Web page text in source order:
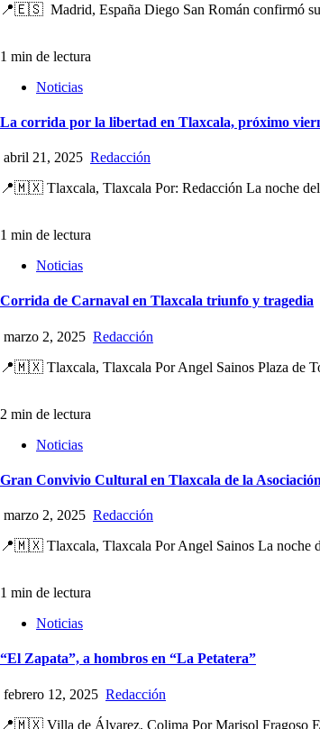
📍🇪🇸 Madrid, España Diego San Román confirmó su
1 min de lectura
Noticias
La corrida por la libertad en Tlaxcala, próximo
abril 21, 2025 Redacción
📍🇲🇽 Tlaxcala, Tlaxcala Por: Redacción La noche
1 min de lectura
Noticias
Corrida de Carnaval en Tlaxcala triunfo y tragedia
marzo 2, 2025 Redacción
📍🇲🇽 Tlaxcala, Tlaxcala Por Angel Sainos Plaza de
2 min de lectura
Noticias
Gran Convivio Cultural en Tlaxcala de la
marzo 2, 2025 Redacción
📍🇲🇽 Tlaxcala, Tlaxcala Por Angel Sainos La noche
1 min de lectura
Noticias
“El Zapata”, a hombros en “La Petatera”
febrero 12, 2025 Redacción
📍🇲🇽 Villa de Álvarez, Colima Por Marisol Fragoso